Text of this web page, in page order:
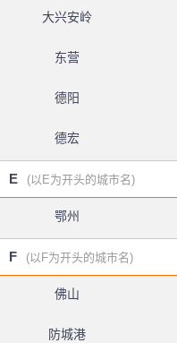
大兴安岭
东营
德阳
德宏
E (以E为开头的城市名)
鄂州
F (以F为开头的城市名)
佛山
防城港